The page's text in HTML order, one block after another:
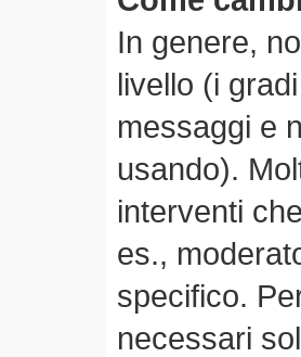
In genere,
livello (i
messaggi e
usando).
interventi
es.,
specifico.
necessari